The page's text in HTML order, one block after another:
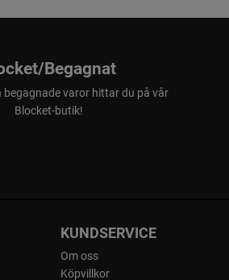
Begagnat
begagnade varor hittar du på vår
Blocket-butik!
KUNDSERVICE
Om oss
Köpvillkor